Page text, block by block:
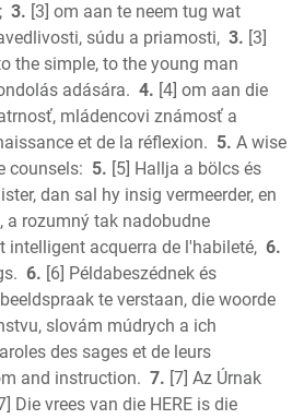
3. [3] om aan te neem tug wat
súdu a priamosti, 3. [3]
the simple, to the young man
adására. 4. [4] om aan die
mládencovi známosť a
et de la réflexion. 5. A wise
counsels: 5. [5] Hallja a bölcs és
dan sal hy insig vermeerder, en
a rozumný tak nadobudne
intelligent acquerra de l'habileté, 6.
6. [6] Példabeszédnek és
te verstaan, die woorde
slovám múdrych a ich
des sages et de leurs
and instruction. 7. [7] Az Úrnak
Die vrees van die HERE is die